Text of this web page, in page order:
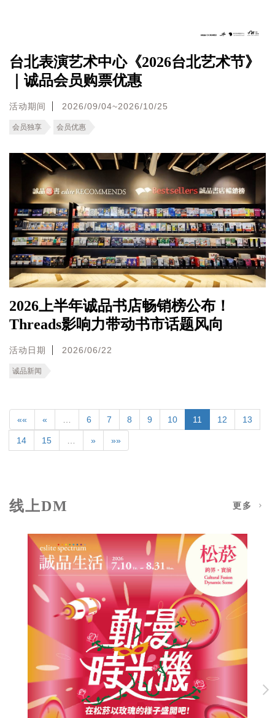
台北表演艺术中心《2026台北艺术节》
｜诚品会员购票优惠
活动期间 2026/09/04~2026/10/25
会员独享 会员优惠
2026上半年诚品书店畅销榜公布！
Threads影响力带动书市话题风向
活动日期 2026/06/22
诚品新闻
«« « 6 7 8 9 10 11 12 13
14 15 » »»
线上DM 更多